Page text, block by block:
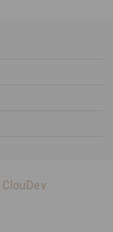
ClouDev